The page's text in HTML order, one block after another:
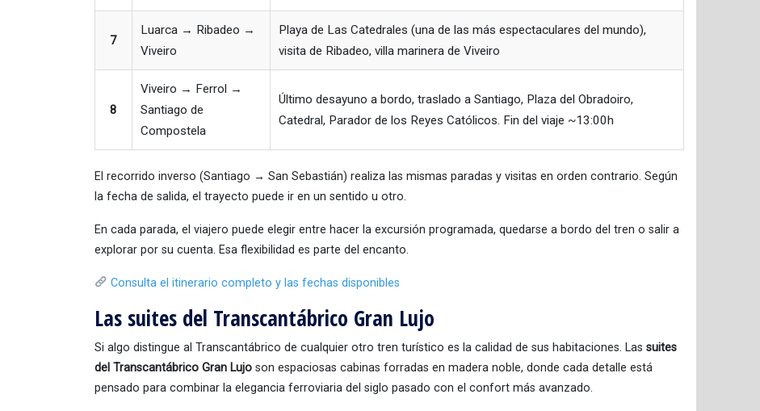
7
Luarca → Ribadeo →
Viveiro
Playa de Las Catedrales (una de las más espectaculares del mundo),
visita de Ribadeo, villa marinera de Viveiro
8
Viveiro → Ferrol →
Santiago de
Compostela
Último desayuno a bordo, traslado a Santiago, Plaza del Obradoiro,
Catedral, Parador de los Reyes Católicos. Fin del viaje ~13:00h
El recorrido inverso (Santiago → San Sebastián) realiza las mismas paradas y visitas en orden contrario. Según
la fecha de salida, el trayecto puede ir en un sentido u otro.
En cada parada, el viajero puede elegir entre hacer la excursión programada, quedarse a bordo del tren o salir a
explorar por su cuenta. Esa flexibilidad es parte del encanto.
Consulta el itinerario completo y las fechas disponibles
Las suites del Transcantábrico Gran Lujo
Si algo distingue al Transcantábrico de cualquier otro tren turístico es la calidad de sus habitaciones. Las suites
del Transcantábrico Gran Lujo son espaciosas cabinas forradas en madera noble, donde cada detalle está
pensado para combinar la elegancia ferroviaria del siglo pasado con el confort más avanzado.